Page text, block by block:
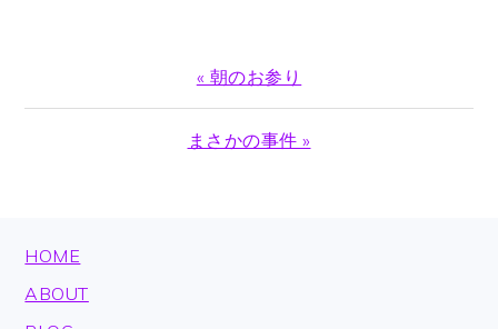
Previous
Post:
« 朝のお参り
Next
まさかの事件 »
FOOTER
HOME
ABOUT